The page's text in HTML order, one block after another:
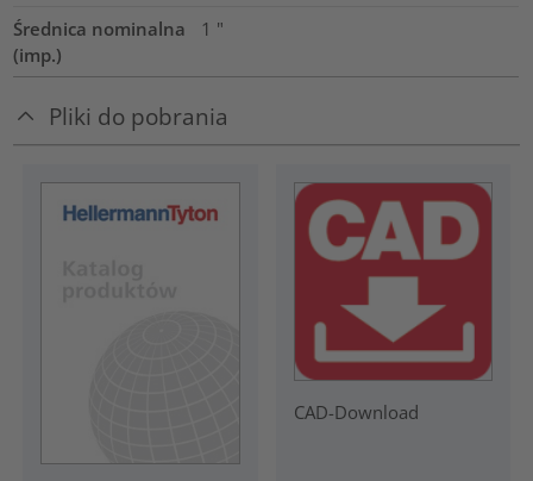
Średnica nominalna
(imp.)
1 "
Pliki do pobrania
CAD-Download